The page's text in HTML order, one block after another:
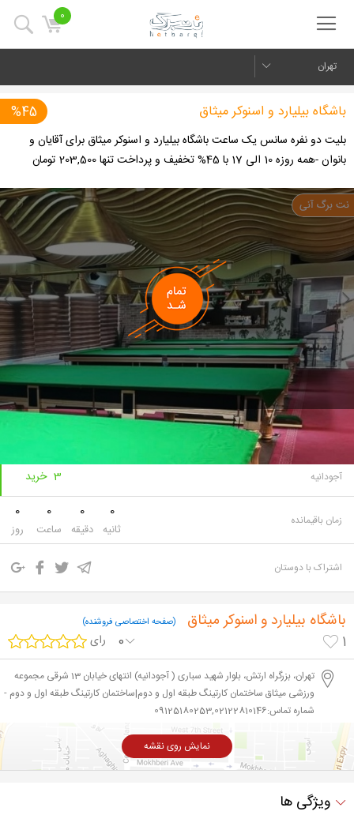
0
تهران
Next
%45 باشگاه بیلیارد و اسنوکر میثاق
بلیت دو نفره سانس یک ساعت باشگاه بیلیارد و اسنوکر میثاق برای آقایان و
بانوان -همه روزه 10 الی 17 با 45% تخفیف و پرداخت تنها 203,500 تومان
370,000 تومان
3 خرید آجودانیه
زمان باقیمانده 0
روز
0
ساعت
0
دقیقه
0
ثانیه
اشتراک با دوستان
باشگاه بیلیارد و اسنوکر میثاق (صفحه اختصاصی فروشنده)
1 رای 0
تهران، بزرگراه ارتش، بلوار شهید سباری ( آجودانیه) انتهای خیابان 13 شرقی مجموعه
ورزشی میثاق ساختمان کارتینگ طبقه اول و دوم|ساختمان کارتینگ طبقه اول و دوم -
شماره تماس:09125180253,02122810146
نمایش روی نقشه
ویژگی ها